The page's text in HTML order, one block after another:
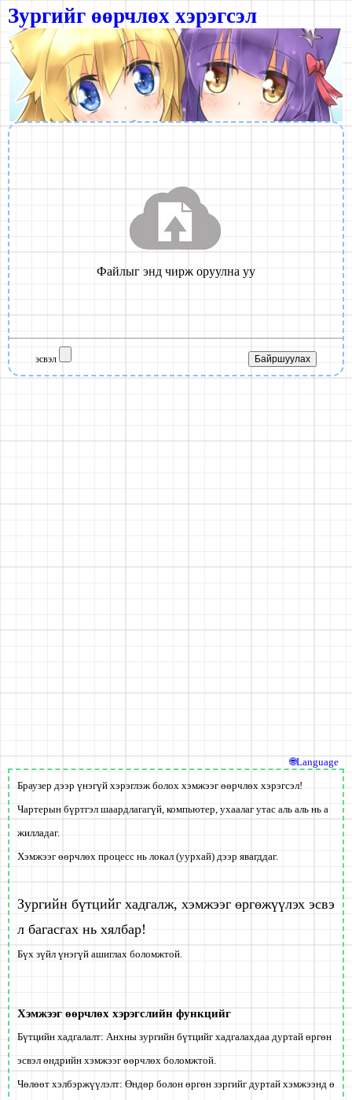
Зургийг өөрчлөх хэрэгсэл
эсвэл
Браузер дээр үнэгүй хэрэглэж болох хэмжээг өөрчлөх хэрэгсэл!
Чартерын бүртгэл шаардлагагүй, компьютер, ухаалаг утас аль аль нь а
жилладаг.
Хэмжээг өөрчлөх процесс нь локал (уурхай) дээр явагддаг.
Зургийн бүтцийг хадгалж, хэмжээг өргөжүүлэх эсвэ
л багасгах нь хялбар!
Бүх зүйл үнэгүй ашиглах боломжтой.
Хэмжээг өөрчлөх хэрэгслийн функцийг
Бүтцийн хадгалалт: Анхны зургийн бүтцийг хадгалахдаа дуртай өргөн
эсвэл өндрийн хэмжээг өөрчлөх боломжтой.
Чөлөөт хэлбэржүүлэлт: Өндөр болон өргөн зэргийг дуртай хэмжээнд ө
🌐Language